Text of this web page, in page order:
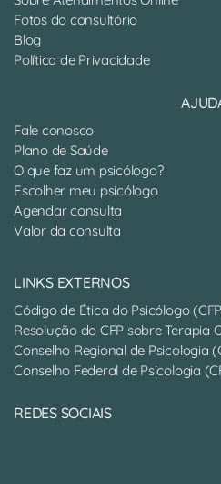
Fotos do consultório
Blog
Política de Privacidade
Fale conosco
Plano de Saúde
O que faz um psicólogo?
Escolher meu psicólogo
Agendar consulta
Valor da consulta
LINKS EXTERNOS
Código de Ética do Psicólogo
Resolução do CFP sobre Terapia
Conselho Regional de Psicologia
Conselho Federal de Psicologia
REDES SOCIAIS